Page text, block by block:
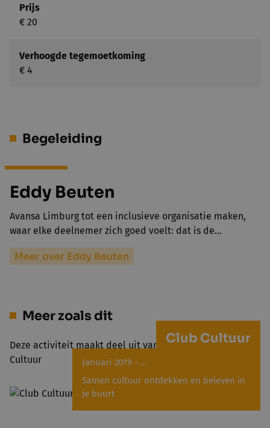
Prijs
€ 20
Verhoogde tegemoetkoming
€ 4
Begeleiding
Eddy Beuten
Avansa Limburg tot een inclusieve organisatie maken,
waar elke deelnemer zich goed voelt: dat is de…
Meer over Eddy Beuten
Meer zoals dit
Deze activiteit maakt deel uit van het project Club
Cultuur
Club Cultuur
Januari 2019 - …
Samen cultuur ontdekken en beleven in
je buurt